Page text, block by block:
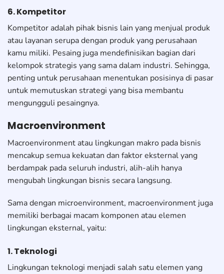
6. Kompetitor
Kompetitor adalah pihak bisnis lain yang menjual produk
atau layanan serupa dengan produk yang perusahaan
kamu miliki. Pesaing juga mendefinisikan bagian dari
kelompok strategis yang sama dalam industri. Sehingga,
penting untuk perusahaan menentukan posisinya di pasar
untuk memutuskan strategi yang bisa membantu
mengungguli pesaingnya.
Macroenvironment
Macroenvironment atau lingkungan makro pada bisnis
mencakup semua kekuatan dan faktor eksternal yang
berdampak pada seluruh industri, alih-alih hanya
mengubah lingkungan bisnis secara langsung.
Sama dengan microenvironment, macroenvironment juga
memiliki berbagai macam komponen atau elemen
lingkungan eksternal, yaitu:
1. Teknologi
Lingkungan teknologi menjadi salah satu elemen yang